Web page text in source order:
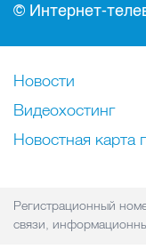
© Интернет-
Новости
Видеохостинг
Новостная карта
Регистрационный
связи,